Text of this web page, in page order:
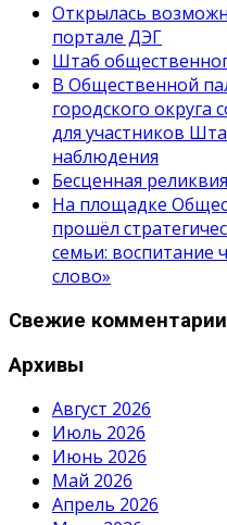
Открылась
портале ДЭГ
Штаб
В Общественной
городского округа
для участников
наблюдения
Бесценная реликвия
На площадке
прошёл
семьи: воспитание
слово»
Свежие комментарии
Архивы
Август 2026
Июль 2026
Июнь 2026
Май 2026
Апрель 2026